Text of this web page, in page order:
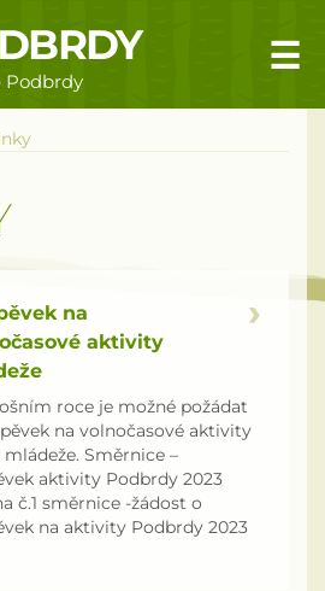
Podbrdy
☰
na
aktivity
roce je možné požádat
na volnočasové aktivity
Směrnice –
aktivity Podbrdy 2023
č.1 směrnice -žádost o
na aktivity Podbrdy 2023